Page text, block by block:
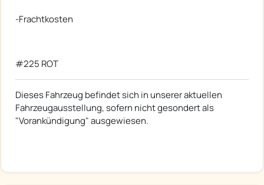
-Frachtkosten
#225 ROT
Dieses Fahrzeug befindet sich in unserer aktuellen
Fahrzeugausstellung, sofern nicht gesondert als
"Vorankündigung" ausgewiesen.